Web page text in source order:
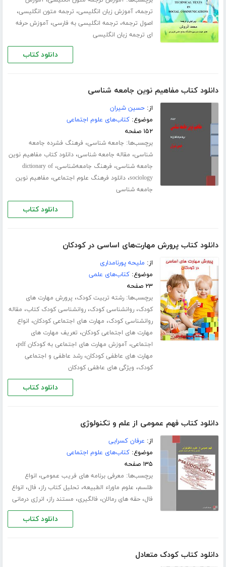
ترجمه،آموزش زبان انگلیسی، ترجمه متون انگلیسی،
اصول ترجمه، ترجمه انگلیسی به فارسی،آموزش حرفه
ای ترجمه زبان انگلیسی
دانلود کتاب
دانلود کتاب مفاهیم نوین جامعه شناسی
از:حسین شیران
موضوع:کتاب‌های علوم اجتماعی
۱۵۲ صفحه
برچسب‌ها: جامعه شناسی، فرهنگ فشرده جامعه
شناسی، مقاله جامعه شناسی،دانلود کتاب مفاهیم نوین
جامعه شناسی، فرهنگ جامعه‌شناسی،dictionary of
sociology،دانلود فرهنگ علوم اجتماعی، مفاهیم نوین
جامعه شناسی
دانلود کتاب
دانلود کتاب پرورش مهارت‌های اساسی در کودکان
از: ملیحه پورنامداری
موضوع:کتاب‌های علمی
۲۳ صفحه
برچسب‌ها:رشته تربیت کودک، پرورش مهارت های
کودک،روانشناسی کودک،روانشناسی کودک کتاب، مقاله
روانشناسی کودک، مهارت های اجتماعی کودکان، انواع
مهارت های اجتماعی کودکان، تعریف مهارت های
اجتماعی،آموزش مهارت های اجتماعی به کودکان pdf ،
مهارت های عاطفی کودکان،رشد عاطفی و اجتماعی
کودک، ویژگی های عاطفی کودکان
دانلود کتاب
دانلود کتاب فهم عمومی از علم و تکنولوژی
از: عرفان کسرایی
موضوع:کتاب‌های علوم اجتماعی
۱۳۵ صفحه
برچسب‌ها: معرفی برنامه های فریب عمومی، انواع
طلسم، علوم ماوراء الطبیعه، تحلیل کتاب راز، فال، انواع
فال،حقه های رمالان، فالگیری، مستند راز، انرژی درمانی
دانلود کتاب
دانلود کتاب کودک متعادل